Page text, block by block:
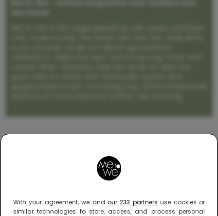
With your agreement, we and our 233 partners use cookies or
similar technologies to store, access, and process personal
Me to We – online magazine voor ouders met